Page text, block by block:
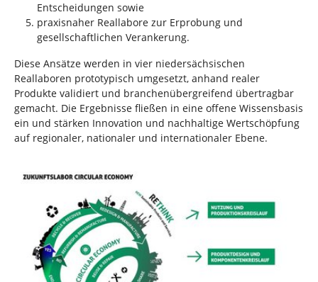
Entscheidungen sowie
praxisnaher Reallabore zur Erprobung und
gesellschaftlichen Verankerung.
Diese Ansätze werden in vier niedersächsischen
Reallaboren prototypisch umgesetzt, anhand realer
Produkte validiert und branchenübergreifend übertragbar
gemacht. Die Ergebnisse fließen in eine offene Wissensbasis
ein und stärken Innovation und nachhaltige Wertschöpfung
auf regionaler, nationaler und internationaler Ebene.